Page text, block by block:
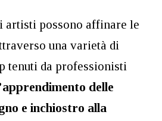
artisti possono affinare le
una varietà di
tenuti da professionisti
delle
e inchiostro alla